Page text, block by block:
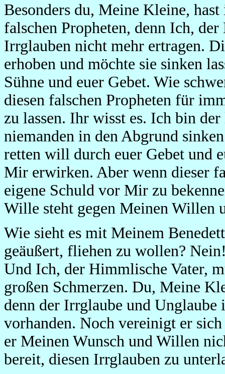
Besonders du, Meine Kleine,
falschen Propheten, denn Ich,
Irrglauben nicht mehr ertragen.
erhoben und möchte sie sinken
Sühne und euer Gebet. Wie
diesen falschen Propheten für
zu lassen. Ihr wisst es. Ich bin
niemanden in den Abgrund
retten will durch euer Gebet und
Mir erwirken. Aber wenn dieser
eigene Schuld vor Mir zu
Wille steht gegen Meinen Willen
Wie sieht es mit Meinem
geäußert, fliehen zu wollen?
Und Ich, der Himmlische Vater,
großen Schmerzen. Du, Meine
denn der Irrglaube und
vorhanden. Noch vereinigt er
er Meinen Wunsch und Willen
bereit, diesen Irrglauben zu